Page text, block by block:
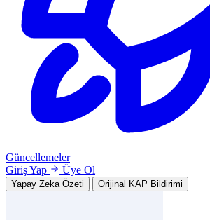
Güncellemeler
Giriş Yap
Üye Ol
Yapay Zeka Özeti Orijinal KAP Bildirimi